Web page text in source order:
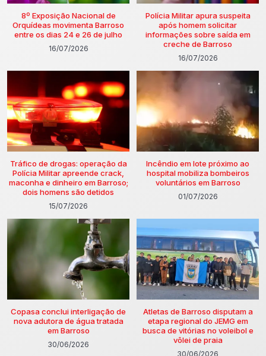
8º Exposição Nacional de
Orquídeas movimenta Barroso
entre os dias 24 e 26 de julho
16/07/2026
Polícia Militar apura suspeita
após homem solicitar
informações sobre saída em
creche de Barroso
16/07/2026
Tráfico de drogas: operação da
Polícia Militar apreende crack,
maconha e dinheiro em Barroso;
dois homens são detidos
15/07/2026
Incêndio em lote próximo ao
hospital mobiliza bombeiros
voluntários em Barroso
01/07/2026
Copasa conclui interligação de
nova adutora de água tratada
em Barroso
30/06/2026
Atletas de Barroso disputam a
etapa regional do JEMG em
busca de vitórias no voleibol e
vôlei de praia
30/06/2026